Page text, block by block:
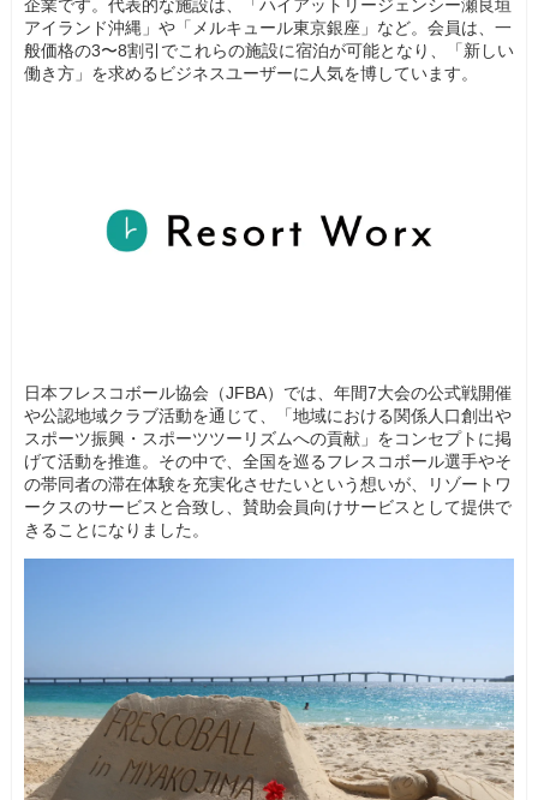
企業です。代表的な施設は、「ハイアットリージェンシー瀬良垣
アイランド沖縄」や「メルキュール東京銀座」など。会員は、一
般価格の3〜8割引でこれらの施設に宿泊が可能となり、「新しい
働き方」を求めるビジネスユーザーに人気を博しています。
日本フレスコボール協会（JFBA）では、年間7大会の公式戦開催
や公認地域クラブ活動を通じて、「地域における関係人口創出や
スポーツ振興・スポーツツーリズムへの貢献」をコンセプトに掲
げて活動を推進。その中で、全国を巡るフレスコボール選手やそ
の帯同者の滞在体験を充実化させたいという想いが、リゾートワ
ークスのサービスと合致し、賛助会員向けサービスとして提供で
きることになりました。